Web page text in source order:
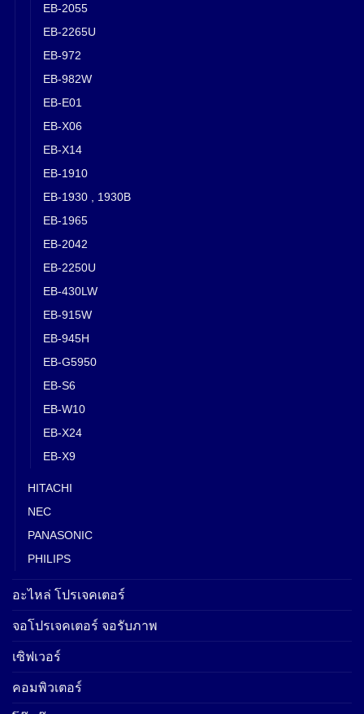
EB-2055
EB-2265U
EB-972
EB-982W
EB-E01
EB-X06
EB-X14
EB-1910
EB-1930 , 1930B
EB-1965
EB-2042
EB-2250U
EB-430LW
EB-915W
EB-945H
EB-G5950
EB-S6
EB-W10
EB-X24
EB-X9
HITACHI
NEC
PANASONIC
PHILIPS
อะไหล่ โปรเจคเตอร์
จอโปรเจคเตอร์ จอรับภาพ
เซิฟเวอร์
คอมพิวเตอร์